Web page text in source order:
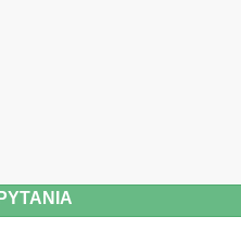
przesuwa się nieco wokół własnej
w dziedzinie fizyki za odkrycie